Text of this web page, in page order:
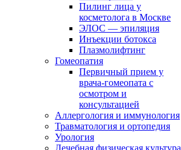
Пилинг лица у
косметолога в Москве
ЭЛОС — эпиляция
Инъекции ботокса
Плазмолифтинг
Гомеопатия
Первичный прием у
врача-гомеопата с
осмотром и
консультацией
Аллергология и иммунология
Травматология и ортопедия
Урология
Лечебная физическая культура